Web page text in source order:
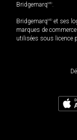
BridgemarqMD
BridgemarqMD et ses
marques de
utilisées sous licence